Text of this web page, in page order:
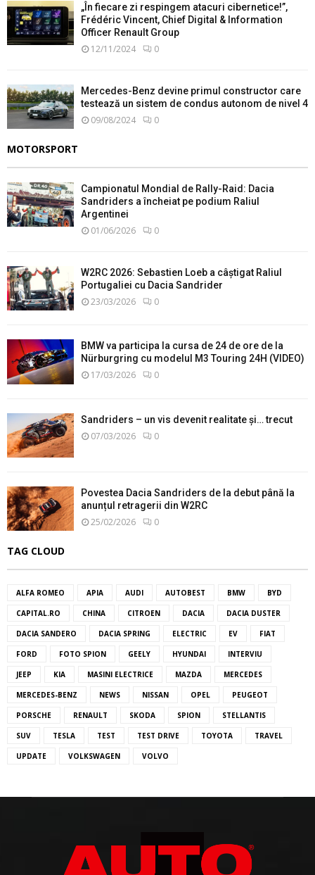
„În fiecare zi respingem atacuri cibernetice!”,
Frédéric Vincent, Chief Digital & Information
Officer Renault Group
12/11/2024 0
Mercedes-Benz devine primul constructor care
testează un sistem de condus autonom de nivel 4
09/08/2024 0
MOTORSPORT
Campionatul Mondial de Rally-Raid: Dacia
Sandriders a încheiat pe podium Raliul
Argentinei
01/06/2026 0
W2RC 2026: Sebastien Loeb a câștigat Raliul
Portugaliei cu Dacia Sandrider
23/03/2026 0
BMW va participa la cursa de 24 de ore de la
Nürburgring cu modelul M3 Touring 24H (VIDEO)
17/03/2026 0
Sandriders – un vis devenit realitate și… trecut
07/03/2026 0
Povestea Dacia Sandriders de la debut până la
anunțul retragerii din W2RC
25/02/2026 0
TAG CLOUD
ALFA ROMEO APIA AUDI AUTOBEST BMW BYD
CAPITAL.RO CHINA CITROEN DACIA DACIA DUSTER
DACIA SANDERO DACIA SPRING ELECTRIC EV FIAT
FORD FOTO SPION GEELY HYUNDAI INTERVIU
JEEP KIA MASINI ELECTRICE MAZDA MERCEDES
MERCEDES-BENZ NEWS NISSAN OPEL PEUGEOT
PORSCHE RENAULT SKODA SPION STELLANTIS
SUV TESLA TEST TEST DRIVE TOYOTA TRAVEL
UPDATE VOLKSWAGEN VOLVO